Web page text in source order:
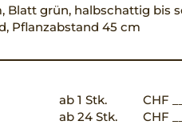
Blatt grün, halbschattig bis
Pflanzabstand 45 cm
ab 1 Stk.
CHF
ab 24 Stk.
CHF